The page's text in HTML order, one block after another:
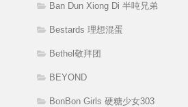
Ban Dun Xiong Di 半吨兄弟
Bestards 理想混蛋
Bethel敬拜团
BEYOND
BonBon Girls 硬糖少女303